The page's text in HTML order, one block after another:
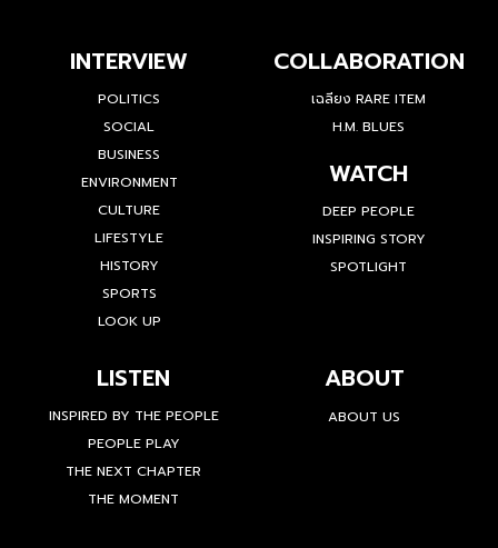
INTERVIEW
POLITICS
SOCIAL
BUSINESS
ENVIRONMENT
CULTURE
LIFESTYLE
HISTORY
SPORTS
LOOK UP
COLLABORATION
เฉลียง RARE ITEM
H.M. BLUES
WATCH
DEEP PEOPLE
INSPIRING STORY
SPOTLIGHT
LISTEN
INSPIRED BY THE PEOPLE
PEOPLE PLAY
THE NEXT CHAPTER
THE MOMENT
ABOUT
ABOUT US